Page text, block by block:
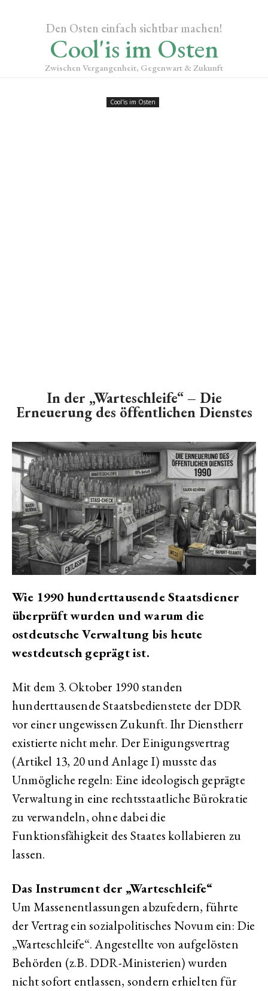
Den Osten einfach sichtbar machen!
Cool'is im Osten
Zwischen Vergangenheit, Gegenwart & Zukunft
Cool'is im Osten
In der „Warteschleife“ – Die
Erneuerung des öffentlichen Dienstes
Wie 1990 hunderttausende Staatsdiener
überprüft wurden und warum die
ostdeutsche Verwaltung bis heute
westdeutsch geprägt ist.
Mit dem 3. Oktober 1990 standen
hunderttausende Staatsbedienstete der DDR
vor einer ungewissen Zukunft. Ihr Dienstherr
existierte nicht mehr. Der Einigungsvertrag
(Artikel 13, 20 und Anlage I) musste das
Unmögliche regeln: Eine ideologisch geprägte
Verwaltung in eine rechtsstaatliche Bürokratie
zu verwandeln, ohne dabei die
Funktionsfähigkeit des Staates kollabieren zu
lassen.
Das Instrument der „Warteschleife“
Um Massenentlassungen abzufedern, führte
der Vertrag ein sozialpolitisches Novum ein: Die
„Warteschleife“. Angestellte von aufgelösten
Behörden (z.B. DDR-Ministerien) wurden
nicht sofort entlassen, sondern erhielten für